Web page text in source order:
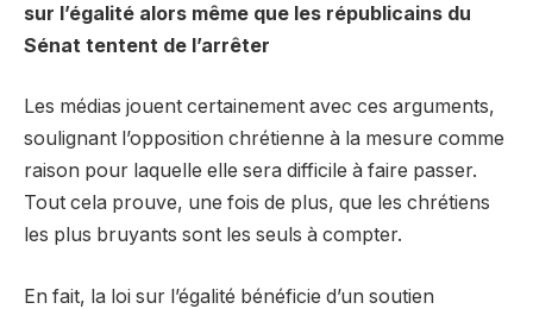
sur l’égalité alors même que les républicains du
Sénat tentent de l’arrêter
Les médias jouent certainement avec ces arguments,
soulignant l’opposition chrétienne à la mesure comme
raison pour laquelle elle sera difficile à faire passer.
Tout cela prouve, une fois de plus, que les chrétiens
les plus bruyants sont les seuls à compter.
En fait, la loi sur l’égalité bénéficie d’un soutien